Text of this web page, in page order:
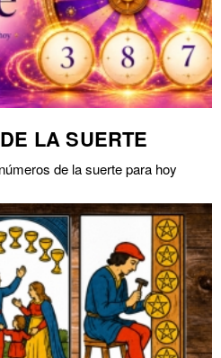
LA SUERTE
de la suerte para hoy